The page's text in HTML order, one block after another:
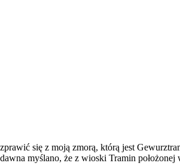
się z moją zmorą, którą jest
myślano, że z wioski Tramin